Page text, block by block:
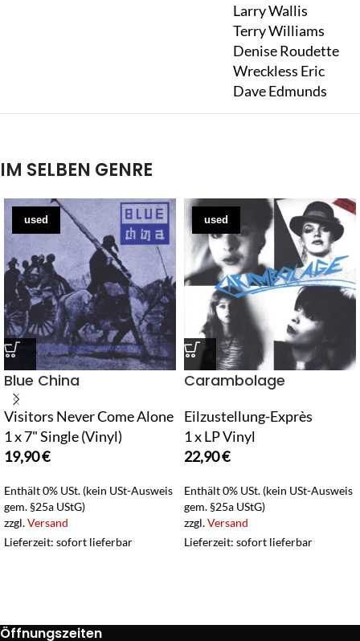
Larry Wallis
Terry Williams
Denise Roudette
Wreckless Eric
Dave Edmunds
IM SELBEN GENRE
used
Blue China
Visitors Never Come Alone
1 x 7" Single (Vinyl)
19,90€
Enthält 0% USt. (kein USt-Ausweis
gem. §25a UStG)
zzgl.Versand
Lieferzeit: sofort lieferbar
used
Carambolage
Eilzustellung-Exprès
1 x LP Vinyl
22,90€
Enthält 0% USt. (kein USt-Ausweis
gem. §25a UStG)
zzgl.Versand
Lieferzeit: sofort lieferbar
Öffnungszeiten